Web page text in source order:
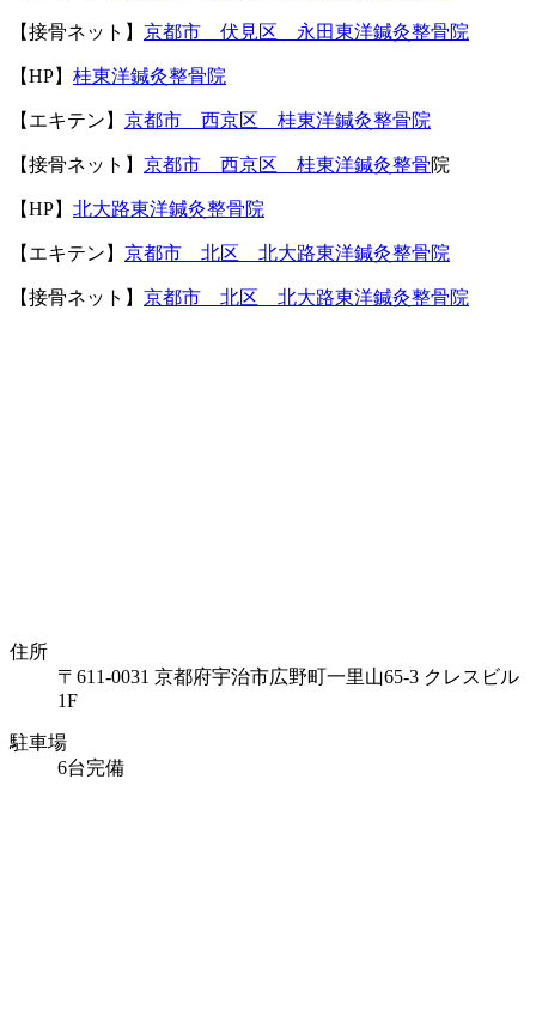
【接骨ネット】 京都市 伏見区 永田東洋鍼灸整骨院
【HP】 桂東洋鍼灸整骨院
【エキテン】 京都市 西京区 桂東洋鍼灸整骨院
【接骨ネット】 京都市 西京区 桂東洋鍼灸整骨院
【HP】 北大路東洋鍼灸整骨院
【エキテン】 京都市 北区 北大路東洋鍼灸整骨院
【接骨ネット】 京都市 北区 北大路東洋鍼灸整骨院
住所
〒611-0031 京都府宇治市広野町一里山65-3 クレスビル
1F
駐車場
6台完備